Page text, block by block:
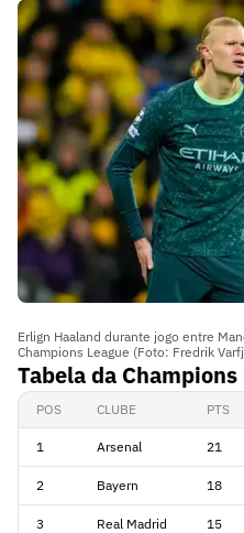
Erlign Haaland durante jogo entre
Champions League (Foto: Fredrik
Tabela da Champions
POS CLUBE PTS
1 Arsenal 21
2 Bayern 18
3 Real Madrid 15